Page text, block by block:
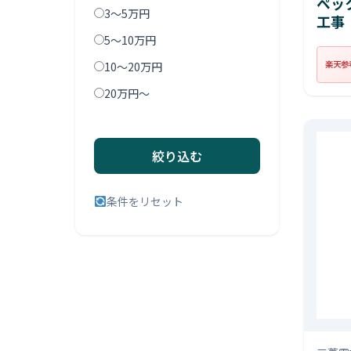
3〜5万円
5〜10万円
10〜20万円
20万円〜
絞り込む
条件をリセット
工事
楽天